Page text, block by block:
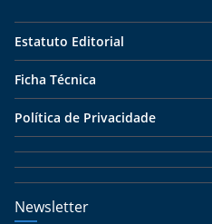
Estatuto Editorial
Ficha Técnica
Política de Privacidade
Newsletter